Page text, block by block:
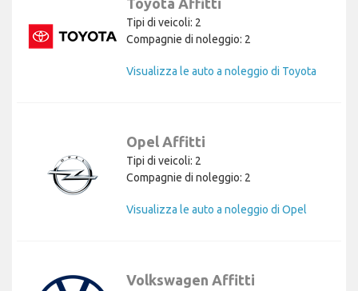
Tipi di veicoli: 2
Compagnie di noleggio: 2
Visualizza le auto a noleggio di Toyota
Opel Affitti
Tipi di veicoli: 2
Compagnie di noleggio: 2
Visualizza le auto a noleggio di Opel
Volkswagen Affitti